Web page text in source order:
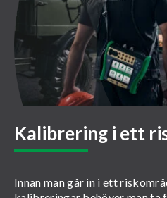
Kalibrering i ett
Innan man går in i ett